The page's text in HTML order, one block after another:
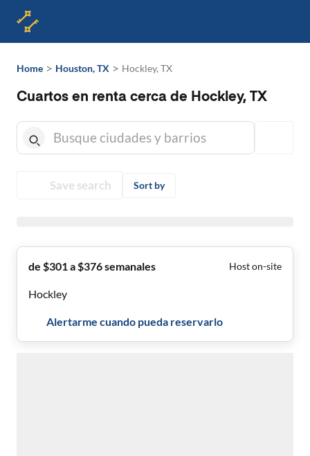
Home > Houston, TX > Hockley, TX
Cuartos en renta cerca de Hockley, TX
Save search Sort by
de $301 a $376 semanales Host on-site
Hockley
Alertarme cuando pueda reservarlo